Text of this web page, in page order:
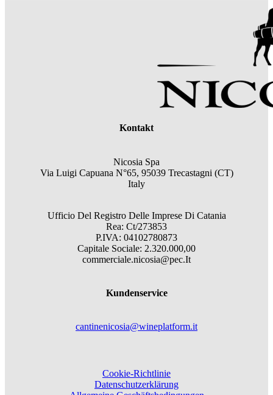
Kontakt
Nicosia Spa
Via Luigi Capuana N°65, 95039 Trecastagni (CT)
Italy
Ufficio Del Registro Delle Imprese Di Catania
Rea: Ct/273853
P.IVA: 04102780873
Capitale Sociale: 2.320.000,00
commerciale.nicosia@pec.It
Kundenservice
cantinenicosia@wineplatform.it
Cookie-Richtlinie
Datenschutzerklärung